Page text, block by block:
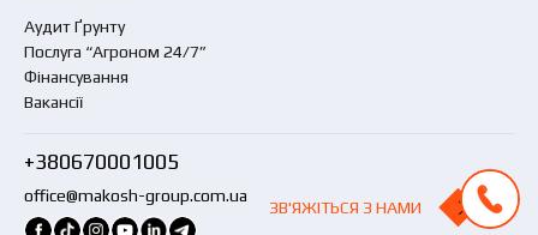
Аудит Ґрунту
Послуга “Агроном 24/7”
Фінансування
Вакансії
+380670001005
office@makosh-group.com.ua
ЗВ'ЯЖІТЬСЯ З НАМИ